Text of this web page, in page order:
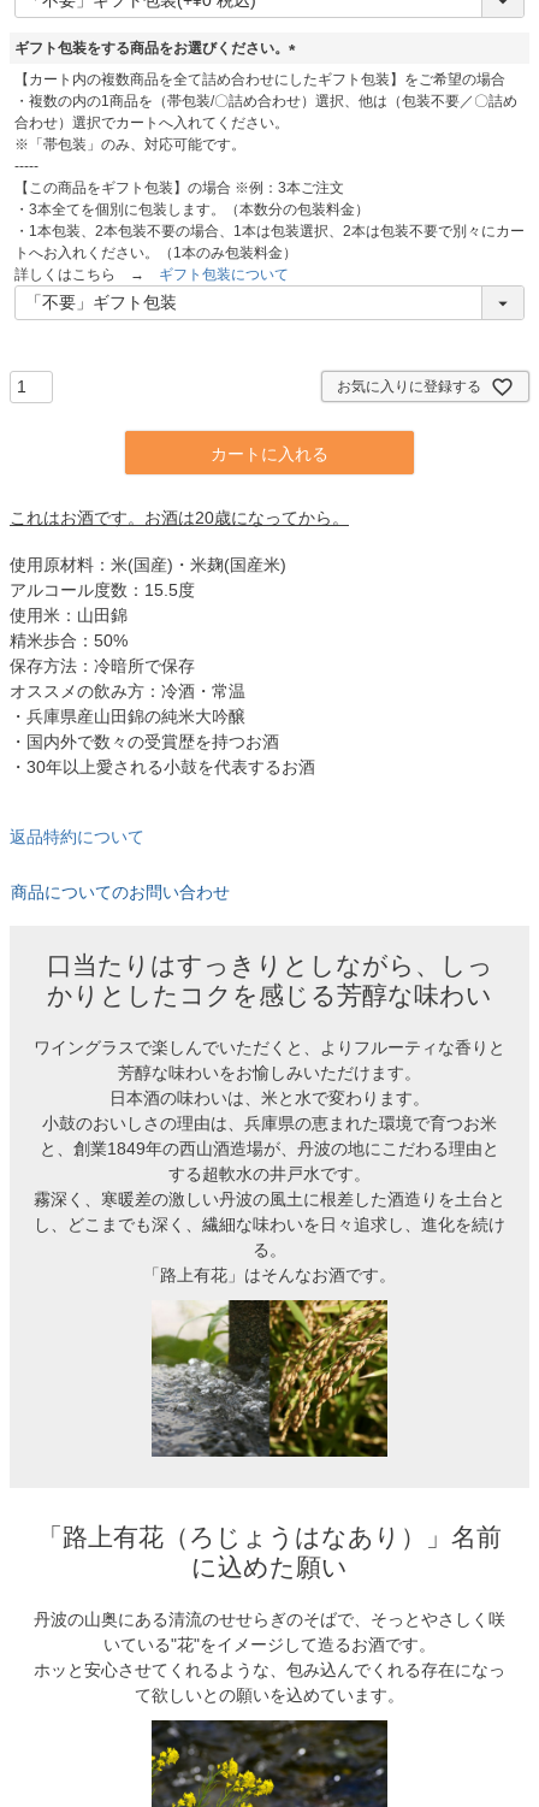
須
ギフト包装をする商品をお選びください。
(
必
【カート内の複数商品を全て詰め合わせにしたギフト包装】をご希望の場合
・複数の内の1商品を（帯包装/〇詰め合わせ）選択、他は（包装不要／〇詰め
合わせ）選択でカートへ入れてください。
※「帯包装」のみ、対応可能です。
-----
【この商品をギフト包装】の場合 ※例：3本ご注文
・3本全てを個別に包装します。（本数分の包装料金）
・1本包装、2本包装不要の場合、1本は包装選択、2本は包装不要で別々にカー
トへお入れください。（1本のみ包装料金）
詳しくはこちら → ギフト包装について
お気に入りに登録する
カートに入れる
これはお酒です。お酒は20歳になってから。
使用原材料：米(国産)・米麹(国産米)
アルコール度数：15.5度
使用米：山田錦
精米歩合：50%
保存方法：冷暗所で保存
オススメの飲み方：冷酒・常温
・兵庫県産山田錦の純米大吟醸
・国内外で数々の受賞歴を持つお酒
・30年以上愛される小鼓を代表するお酒
返品特約について
商品についてのお問い合わせ
口当たりはすっきりとしながら、しっ
かりとしたコクを感じる芳醇な味わい
ワイングラスで楽しんでいただくと、よりフルーティな香りと
芳醇な味わいをお愉しみいただけます。
日本酒の味わいは、米と水で変わります。
小鼓のおいしさの理由は、兵庫県の恵まれた環境で育つお米
と、創業1849年の西山酒造場が、丹波の地にこだわる理由と
する超軟水の井戸水です。
霧深く、寒暖差の激しい丹波の風土に根差した酒造りを土台と
し、どこまでも深く、繊細な味わいを日々追求し、進化を続け
る。
「路上有花」はそんなお酒です。
「路上有花（ろじょうはなあり）」名前
に込めた願い
丹波の山奥にある清流のせせらぎのそばで、そっとやさしく咲
いている"花"をイメージして造るお酒です。
ホッと安心させてくれるような、包み込んでくれる存在になっ
て欲しいとの願いを込めています。